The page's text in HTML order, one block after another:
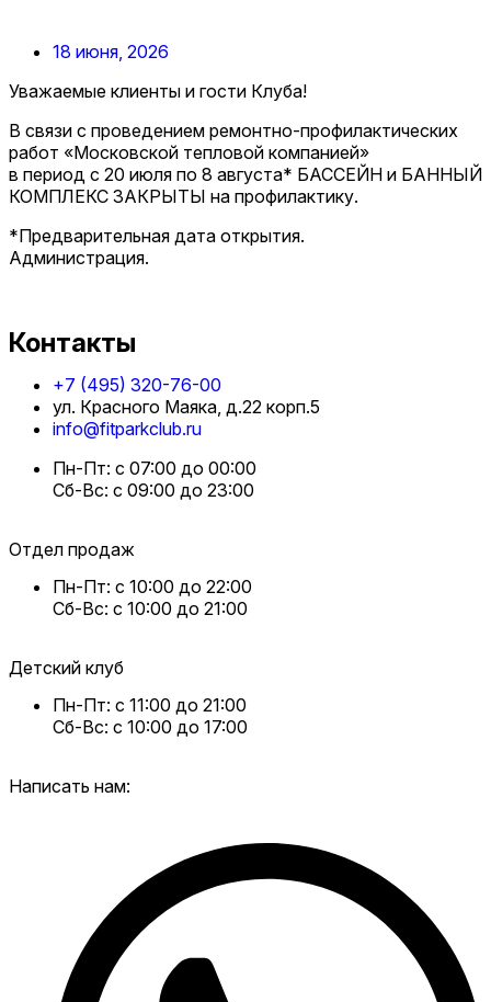
18 июня, 2026
Уважаемые клиенты и гости Клуба!
В связи с проведением ремонтно-профилактических
работ «Московской тепловой компанией»
в период с 20 июля по 8 августа* БАССЕЙН и БАННЫЙ
КОМПЛЕКС ЗАКРЫТЫ на профилактику.
*Предварительная дата открытия.
Администрация.
Контакты
+7 (495) 320-76-00
ул. Красного Маяка, д.22 корп.5
info@fitparkclub.ru
Пн-Пт: с 07:00 до 00:00
Сб-Вс: с 09:00 до 23:00
Отдел продаж
Пн-Пт: с 10:00 до 22:00
Сб-Вс: с 10:00 до 21:00
Детский клуб
Пн-Пт: с 11:00 до 21:00
Сб-Вс: с 10:00 до 17:00
Написать нам: